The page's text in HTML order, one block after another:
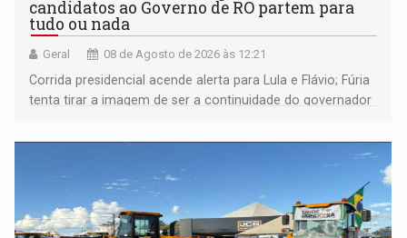
candidatos ao Governo de RO partem para
tudo ou nada
Geral 08 de Agosto de 2026 às 12:21
Corrida presidencial acende alerta para Lula e Flávio; Fúria
tenta tirar a imagem de ser a continuidade do governador
não ter entrado no modo eleição; ABAV faz evento em